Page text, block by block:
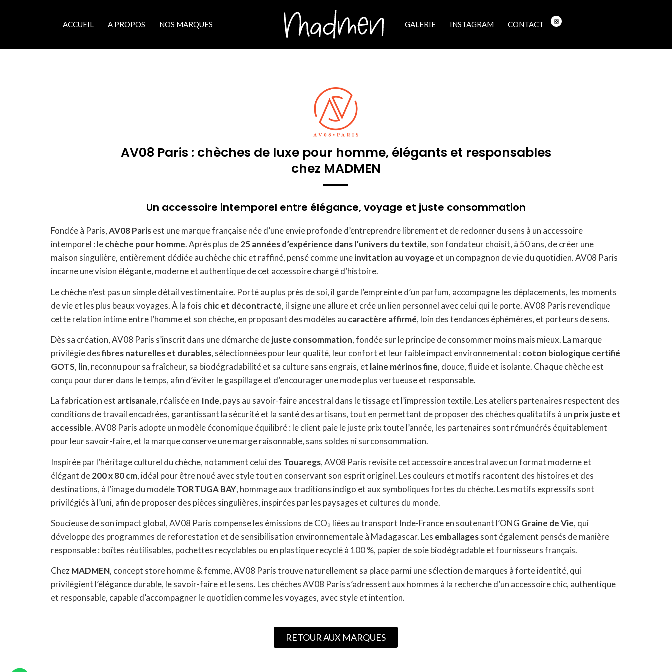
ACCUEIL A PROPOS NOS MARQUES GALERIE INSTAGRAM CONTACT
AV08 Paris : chèches de luxe pour homme, élégants et responsables
chez MADMEN
Un accessoire intemporel entre élégance, voyage et juste consommation
Fondée à Paris,AV08 Parisest une marque française née d’une envie profonde d’entreprendre librement et de redonner du sens à un accessoire
intemporel : lechèche pour homme. Après plus de25 années d’expérience dans l’univers du textile, son fondateur choisit, à 50 ans, de créer une
maison singulière, entièrement dédiée au chèche chic et raffiné, pensé comme uneinvitation au voyage et un compagnon de vie du quotidien. AV08 Paris
incarne une vision élégante, moderne et authentique de cet accessoire chargé d’histoire.
Le chèche n’est pas un simple détail vestimentaire. Porté au plus près de soi, il garde l’empreinte d’un parfum, accompagne les déplacements, les moments
de vie et les plus beaux voyages. À la fois chic et décontracté, il signe une allure et crée un lien personnel avec celui qui le porte. AV08 Paris revendique
cette relation intime entre l’homme et son chèche, en proposant des modèles au caractère affirmé, loin des tendances éphémères, et porteurs de sens.
Dès sa création, AV08 Paris s’inscrit dans une démarche dejuste consommation, fondée sur le principe de consommer moins mais mieux. La marque
privilégie desfibres naturelles et durables, sélectionnées pour leur qualité, leur confort et leur faible impact environnemental : coton biologique certifié
GOTS, lin, reconnu pour sa fraîcheur, sa biodégradabilité et sa culture sans engrais, et laine mérinos fine, douce, fluide et isolante. Chaque chèche est
conçu pour durer dans le temps, afin d’éviter le gaspillage et d’encourager une mode plus vertueuse et responsable.
La fabrication est artisanale, réalisée en Inde, pays au savoir-faire ancestral dans le tissage et l’impression textile. Les ateliers partenaires respectent des
conditions de travail encadrées, garantissant la sécurité et la santé des artisans, tout en permettant de proposer des chèches qualitatifs à un prix juste et
accessible. AV08 Paris adopte un modèle économique équilibré : le client paie le juste prix toute l’année, les partenaires sont rémunérés équitablement
pour leur savoir-faire, et la marque conserve une marge raisonnable, sans soldes ni surconsommation.
Inspirée par l’héritage culturel du chèche, notamment celui des Touaregs, AV08 Paris revisite cet accessoire ancestral avec un format moderne et
élégant de200 x 80 cm, idéal pour être noué avec style tout en conservant son esprit originel. Les couleurs et motifs racontent des histoires et des
destinations, à l’image du modèleTORTUGA BAY, hommage aux traditions indigo et aux symboliques fortes du chèche. Les motifs expressifs sont
privilégiés à l’uni, afin de proposer des pièces singulières, inspirées par les paysages et cultures du monde.
Soucieuse de son impact global, AV08 Paris compense les émissions de CO₂ liées au transport Inde-France en soutenant l’ONG Graine de Vie, qui
développe des programmes de reforestation et de sensibilisation environnementale à Madagascar. Les emballagessont également pensés de manière
responsable : boîtes réutilisables, pochettes recyclables ou en plastique recyclé à 100 %, papier de soie biodégradable et fournisseurs français.
ChezMADMEN, concept store homme & femme, AV08 Paris trouve naturellement sa place parmi une sélection de marques à forte identité, qui
privilégient l’élégance durable, le savoir-faire et le sens. Les chèches AV08 Paris s’adressent aux hommes à la recherche d’un accessoire chic, authentique
et responsable, capable d’accompagner le quotidien comme les voyages, avec style et intention.
RETOUR AUX MARQUES